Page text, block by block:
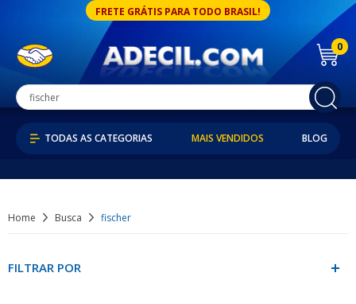
FRETE GRÁTIS PARA TODO BRASIL!
0
MAIS VENDIDOS BLOG
Home Busca fischer
FILTRAR POR